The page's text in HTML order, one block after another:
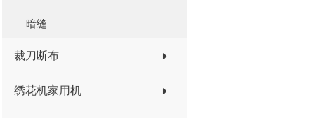
暗缝
裁刀断布
绣花机家用机